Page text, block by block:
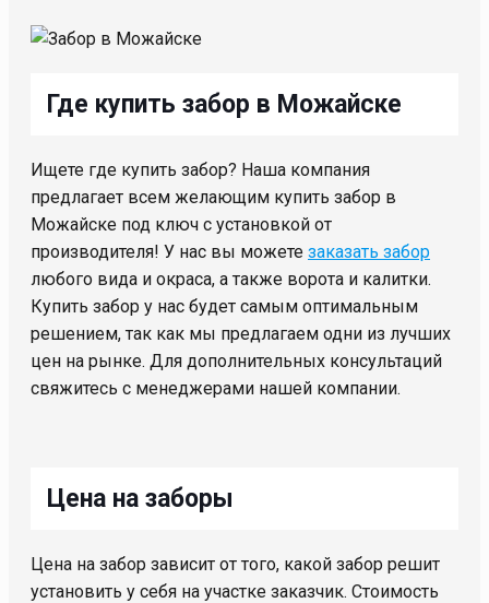
Где купить забор в Можайске
Ищете где купить забор? Наша компания
предлагает всем желающим купить забор в
Можайске под ключ с установкой от
производителя! У нас вы можете заказать забор
любого вида и окраса, а также ворота и калитки.
Купить забор у нас будет самым оптимальным
решением, так как мы предлагаем одни из лучших
цен на рынке. Для дополнительных консультаций
свяжитесь с менеджерами нашей компании.
Цена на заборы
Цена на забор зависит от того, какой забор решит
установить у себя на участке заказчик. Стоимость